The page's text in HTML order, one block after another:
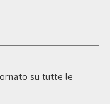
su tutte le